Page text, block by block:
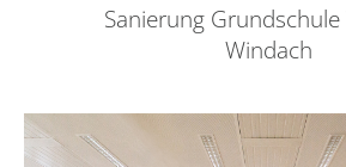
Sanierung
Windach